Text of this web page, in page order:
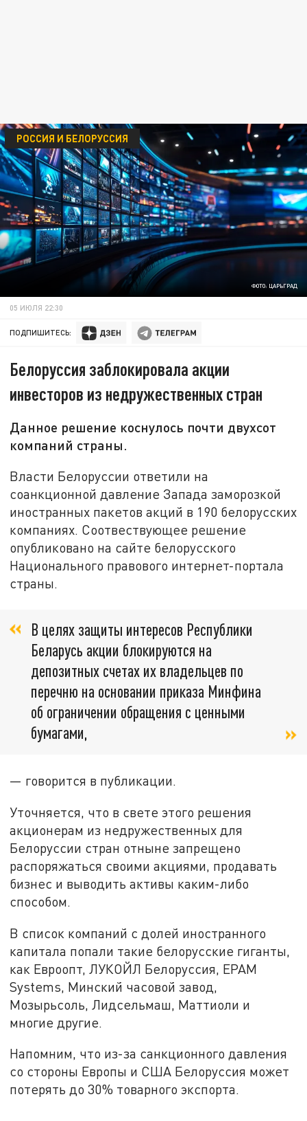
ФОТО: ЦАРЬГРАД
РОССИЯ И БЕЛОРУССИЯ
05 ИЮЛЯ 22:30
ПОДПИШИТЕСЬ:
Белоруссия заблокировала акции
инвесторов из недружественных стран
Данное решение коснулось почти двухсот
компаний страны.
Власти Белоруссии ответили на
соанкционной давление Запада заморозкой
иностранных пакетов акций в 190 белорусских
компаниях. Соотвествующее решение
опубликовано на сайте белорусского
Национального правового интернет-портала
страны.
В целях защиты интересов Республики
Беларусь акции блокируются на
депозитных счетах их владельцев по
перечню на основании приказа Минфина
об ограничении обращения с ценными
бумагами,
— говорится в публикации.
Уточняется, что в свете этого решения
акционерам из недружественных для
Белоруссии стран отныне запрещено
распоряжаться своими акциями, продавать
бизнес и выводить активы каким-либо
способом.
В список компаний с долей иностранного
капитала попали такие белорусские гиганты,
как Евроопт, ЛУКОЙЛ Белоруссия, EPAM
Systems, Минский часовой завод,
Мозырьсоль, Лидсельмаш, Маттиоли и
многие другие.
Напомним, что из-за санкционного давления
со стороны Европы и США Белоруссия может
потерять до 30% товарного экспорта.